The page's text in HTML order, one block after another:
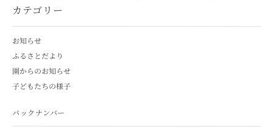
カテゴリー
お知らせ
ふるさとだより
園からのお知らせ
子どもたちの様子
バックナンバー